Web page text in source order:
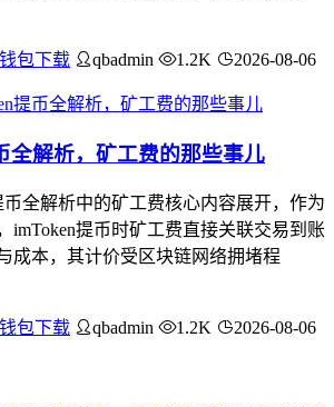
包下载 qbadmin 1.2K 2026-08-06
全解析，矿工费的那些事儿
币全解析中的矿工费核心内容展开，作为
imToken提币时矿工费直接关联交易到账
成本，其计价受区块链网络拥堵程
包下载 qbadmin 1.2K 2026-08-06